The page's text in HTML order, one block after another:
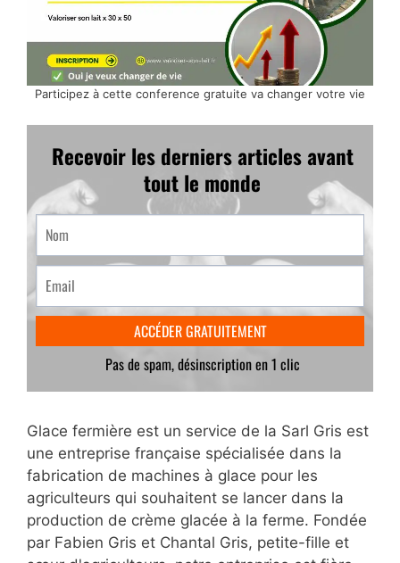
Participez à cette conference gratuite va changer votre vie
Glace fermière est un service de la Sarl Gris est
une entreprise française spécialisée dans la
fabrication de machines à glace pour les
agriculteurs qui souhaitent se lancer dans la
production de crème glacée à la ferme. Fondée
par Fabien Gris et Chantal Gris, petite-fille et